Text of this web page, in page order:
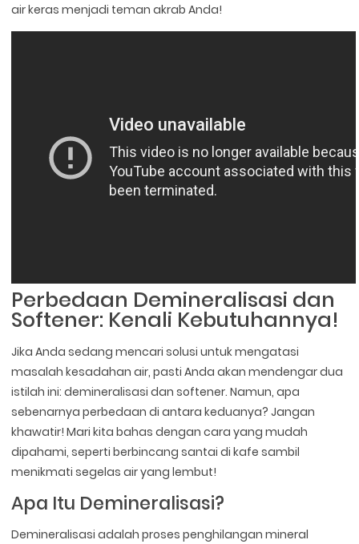
air keras menjadi teman akrab Anda!
Perbedaan Demineralisasi dan
Softener: Kenali Kebutuhannya!
Jika Anda sedang mencari solusi untuk mengatasi
masalah kesadahan air, pasti Anda akan mendengar dua
istilah ini: demineralisasi dan softener. Namun, apa
sebenarnya perbedaan di antara keduanya? Jangan
khawatir! Mari kita bahas dengan cara yang mudah
dipahami, seperti berbincang santai di kafe sambil
menikmati segelas air yang lembut!
Apa Itu Demineralisasi?
Demineralisasi adalah proses penghilangan mineral